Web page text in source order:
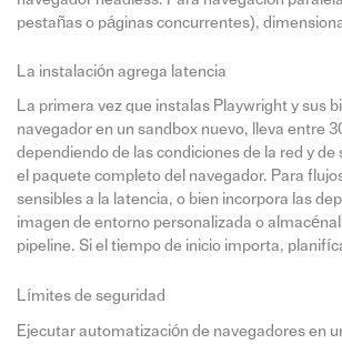
pestañas o páginas concurrentes),
La instalación agrega latencia
La primera vez que instalas Playwright y sus
navegador en un sandbox nuevo, lleva entre
dependiendo de las condiciones de la red y
el paquete completo del navegador. Para
sensibles a la latencia, o bien incorpora las
imagen de entorno personalizada o
pipeline. Si el tiempo de inicio importa,
Límites de seguridad
Ejecutar automatización de navegadores en